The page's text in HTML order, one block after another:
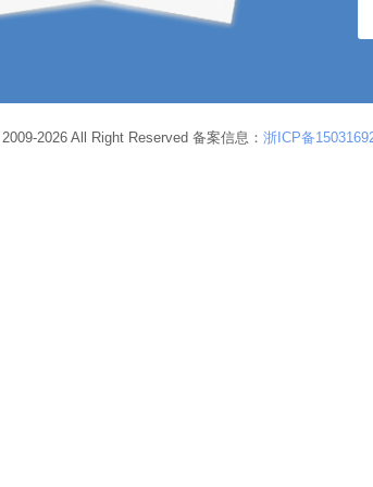
2026 All Right Reserved 备案信息： 浙ICP备